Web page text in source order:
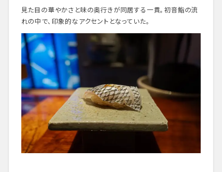
見た目の華やかさと味の奥行きが同居する一貫。初音鮨の流
れの中で、印象的なアクセントとなっていた。